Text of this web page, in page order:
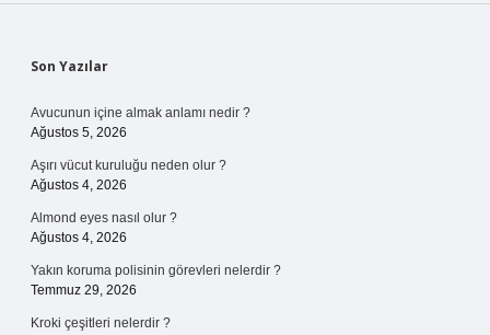
Sidebar
Son Yazılar
Avucunun içine almak anlamı nedir ?
Ağustos 5, 2026
Aşırı vücut kuruluğu neden olur ?
Ağustos 4, 2026
Almond eyes nasıl olur ?
Ağustos 4, 2026
Yakın koruma polisinin görevleri nelerdir ?
Temmuz 29, 2026
Kroki çeşitleri nelerdir ?